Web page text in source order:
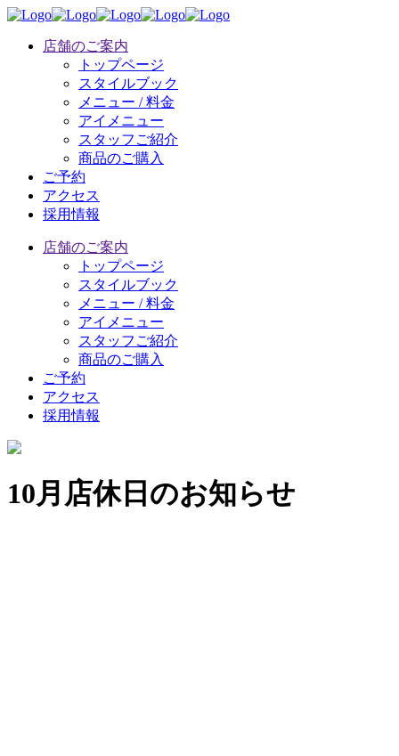
店舗のご案内
トップページ
スタイルブック
メニュー / 料金
アイメニュー
スタッフご紹介
商品のご購入
ご予約
アクセス
採用情報
店舗のご案内
トップページ
スタイルブック
メニュー / 料金
アイメニュー
スタッフご紹介
商品のご購入
ご予約
アクセス
採用情報
10月店休日のお知らせ